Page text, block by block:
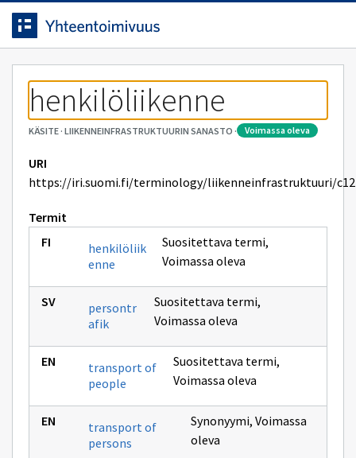
Siirrytty
sivulle
Siirry suoraan sisältöön.
henkilöliikenne
KÄSITE· LIIKENNEINFRASTRUKTUURIN SANASTO · voimassa oleva
URI
https://iri.suomi.fi/terminology/liikenneinfrastruktuuri/
Termit
henkilöliik
enne
Suositettava termi,
Voimassa oleva
persontr
afik
Suositettava termi,
Voimassa oleva
transport of
people
Suositettava termi,
Voimassa oleva
transport of
persons
Synonyymi,Voimassa
oleva